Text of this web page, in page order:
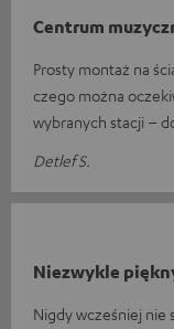
Centrum
Prosty montaż na
czego można
wybranych stacji –
Detlef S.
Niezwykle
Nigdy wcześniej nie